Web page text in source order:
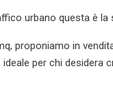
urbano questa è
proponiamo in
per chi desidera